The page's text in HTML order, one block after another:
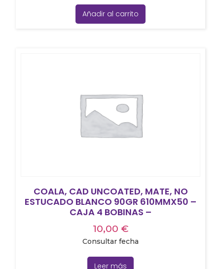
Añadir al carrito
COALA, CAD UNCOATED, MATE, NO
ESTUCADO BLANCO 90GR 610MMX50 –
CAJA 4 BOBINAS –
10,00 €
Consultar fecha
Leer más